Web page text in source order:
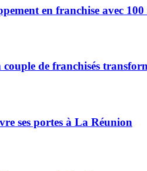
en franchise avec
de franchisés
ses portes à La Réunion